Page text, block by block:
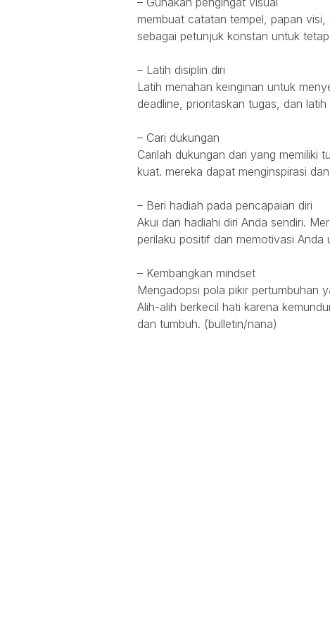
membuat catatan tempel, papan
sebagai petunjuk konstan untuk
– Latih disiplin diri
Latih menahan keinginan untuk
deadline, prioritaskan tugas, dan
– Cari dukungan
Carilah dukungan dari yang memiliki
kuat. mereka dapat menginspirasi
– Beri hadiah pada pencapaian diri
Akui dan hadiahi diri Anda sendiri.
perilaku positif dan memotivasi Anda
– Kembangkan mindset
Mengadopsi pola pikir pertumbuhan
Alih-alih berkecil hati karena
dan tumbuh. (bulletin/nana)